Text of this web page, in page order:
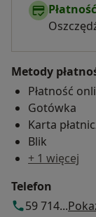
Metody
Płatność
Gotówka
Karta
Blik
+ 1 więcej
Telefon
59 714...